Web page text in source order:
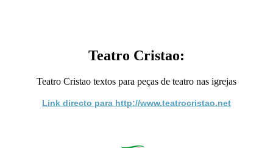
Teatro Cristao:
Teatro Cristao textos para peças de teatro nas igrejas
Link directo para http://www.teatrocristao.net